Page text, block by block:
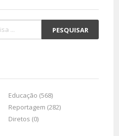
Educação (568)
Reportagem (282)
Diretos (0)